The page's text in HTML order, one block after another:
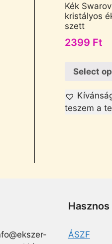
Kék
kristályos
szett
2399 Ft
Select
teszem a
ÁSZF